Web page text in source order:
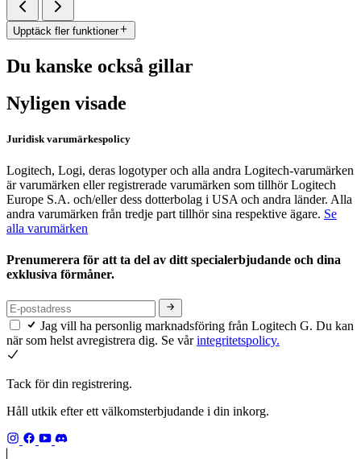
Upptäck fler funktioner
Du kanske också gillar
Nyligen visade
Juridisk varumärkespolicy
Logitech, Logi, deras logotyper och alla andra Logitech-varumärken
är varumärken eller registrerade varumärken som tillhör Logitech
Europe S.A. och/eller dess dotterbolag i USA och andra länder. Alla
andra varumärken från tredje part tillhör sina respektive ägare. Se
alla varumärken
Prenumerera för att ta del av ditt specialerbjudande och dina
exklusiva förmåner.
Jag vill ha personlig marknadsföring från Logitech G. Du kan
när som helst avregistrera dig. Se vårintegritetspolicy.
Tack för din registrering.
Håll utkik efter ett välkomsterbjudande i din inkorg.